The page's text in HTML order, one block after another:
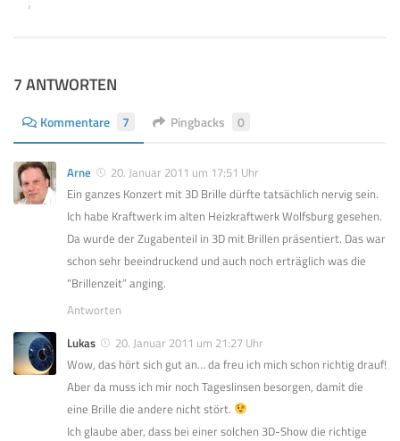
2026
7 ANTWORTEN
Kommentare 7 Pingbacks 0
Arne
20. Januar 2011 um 17:51 Uhr
Ein ganzes Konzert mit 3D Brille dürfte tatsächlich nervig sein.
Ich habe Kraftwerk im alten Heizkraftwerk Wolfsburg gesehen.
Da wurde der Zugabenteil in 3D mit Brillen präsentiert. Das war
schon sehr beeindruckend und auch noch erträglich was die
“Brillenzeit” anging.
Antworten
Lukas
20. Januar 2011 um 21:27 Uhr
Wow, das hört sich gut an… da freu ich mich schon richtig drauf!
Aber da muss ich mir noch Tageslinsen besorgen, damit die
eine Brille die andere nicht stört.
Ich glaube aber, dass bei einer solchen 3D-Show die richtige